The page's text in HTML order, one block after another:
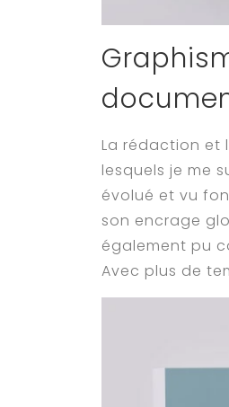
La rédaction et
lesquels je me
évolué et vu
son encrage
également pu
Avec plus de